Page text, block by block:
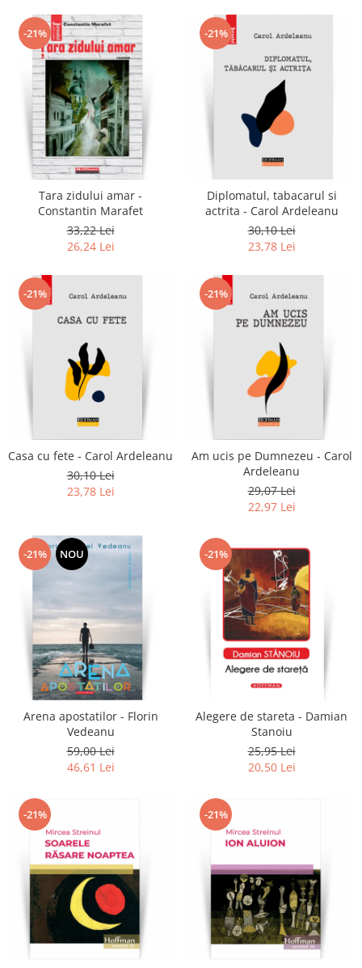
-21%
Tara zidului amar -
Constantin Marafet
33,22 Lei
26,24 Lei
-21%
Diplomatul, tabacarul si
actrita - Carol Ardeleanu
30,10 Lei
23,78 Lei
-21%
Casa cu fete - Carol Ardeleanu
30,10 Lei
23,78 Lei
-21%
Am ucis pe Dumnezeu - Carol
Ardeleanu
29,07 Lei
22,97 Lei
-21% NOU
Arena apostatilor - Florin
Vedeanu
59,00 Lei
46,61 Lei
-21%
Alegere de stareta - Damian
Stanoiu
25,95 Lei
20,50 Lei
-21% -21%